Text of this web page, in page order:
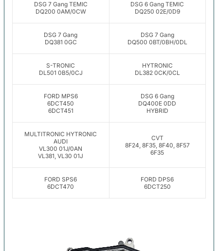
DSG 7 Gang TEMIC
DQ200 0AM/0CW
DSG 6 Gang TEMIC
DQ250 02E/0D9
DSG 7 Gang
DQ381 0GC
DSG 7 Gang
DQ500 0BT/0BH/0DL
S-TRONIC
DL501 0B5/0CJ
HYTRONIC
DL382 0CK/0CL
FORD MPS6
6DCT450
6DCT451
DSG 6 Gang
DQ400E 0DD
HYBRID
MULTITRONIC HYTRONIC
AUDI
VL300 01J/0AN
VL381, VL30 01J
CVT
8F24, 8F35, 8F40, 8F57
6F35
FORD SPS6
6DCT470
FORD DPS6
6DCT250